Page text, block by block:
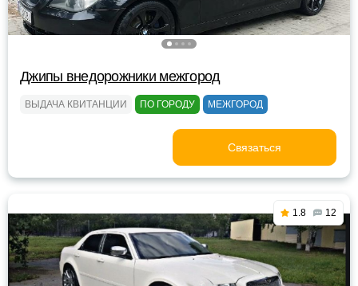
Джипы внедорожники межгород
ВЫДАЧА КВИТАНЦИИ ПО ГОРОДУ МЕЖГОРОД
Связаться
1.8 12